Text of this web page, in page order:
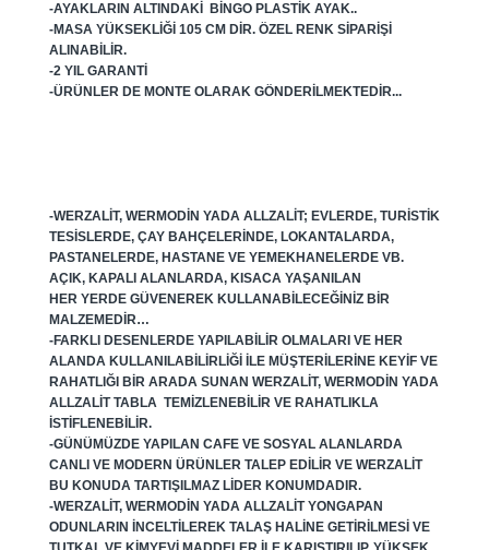
-AYAKLARIN ALTINDAKI BINGO PLASTIK AYAK..
-MASA YÜKSEKLIĞI 105 CM DIR. ÖZEL RENK SIPARIŞI
ALINABILIR.
-2 YIL GARANTI
-ÜRÜNLER DE MONTE OLARAK GÖNDERILMEKTEDIR...
-WERZALIT, WERMODIN YADA ALLZALIT; EVLERDE, TURISTIK
TESISLERDE, ÇAY BAHÇELERINDE, LOKANTALARDA,
PASTANELERDE, HASTANE VE YEMEKHANELERDE VB.
AÇIK, KAPALI ALANLARDA, KISACA YAŞANILAN
HER YERDE GÜVENEREK KULLANABILECEĞINIZ BIR
MALZEMEDIR…
-FARKLI DESENLERDE YAPILABILIR OLMALARI VE HER
ALANDA KULLANILABILIRLIĞI ILE MÜŞTERILERINE KEYIF VE
RAHATLIĞI BIR ARADA SUNAN WERZALIT, WERMODIN YADA
ALLZALIT TABLA TEMIZLENEBILIR VE RAHATLIKLA
ISTIFLENEBILIR.
-GÜNÜMÜZDE YAPILAN CAFE VE SOSYAL ALANLARDA
CANLI VE MODERN ÜRÜNLER TALEP EDILIR VE WERZALIT
BU KONUDA TARTIŞILMAZ LIDER KONUMDADIR.
-WERZALIT, WERMODIN YADA ALLZALIT YONGAPAN
ODUNLARIN INCELTILEREK TALAŞ HALINE GETIRILMESI VE